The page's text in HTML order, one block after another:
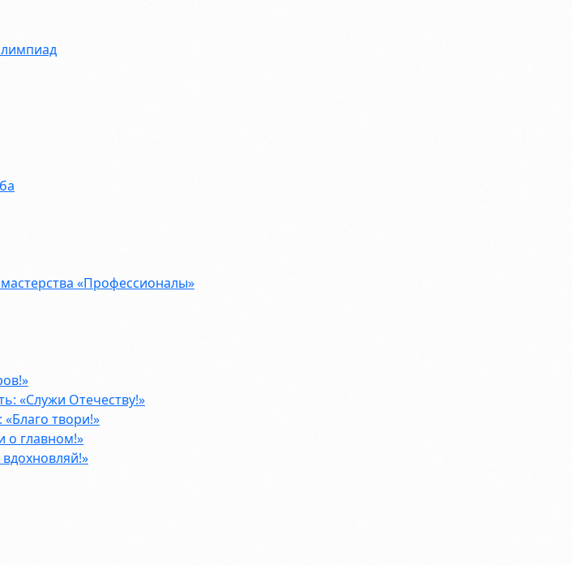
«Профессионалы»
«Служи Отечеству!»
твори!»
о главном!»
вдохновляй!»